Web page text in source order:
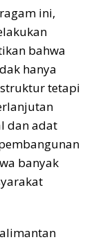
ini,
bahwa
hanya
tetapi
dan adat
banyak